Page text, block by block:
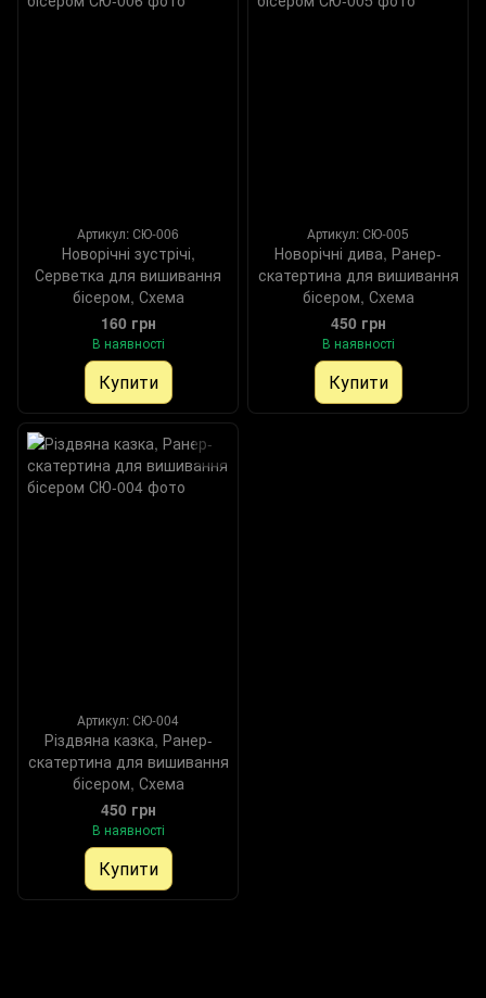
Артикул: СЮ-006
Новорічні зустрічі,
Серветка для вишивання
бісером, Схема
160 грн
В наявності
Купити
Артикул: СЮ-005
Новорічні дива, Ранер-
скатертина для вишивання
бісером, Схема
450 грн
В наявності
Купити
Артикул: СЮ-004
Різдвяна казка, Ранер-
скатертина для вишивання
бісером, Схема
450 грн
В наявності
Купити